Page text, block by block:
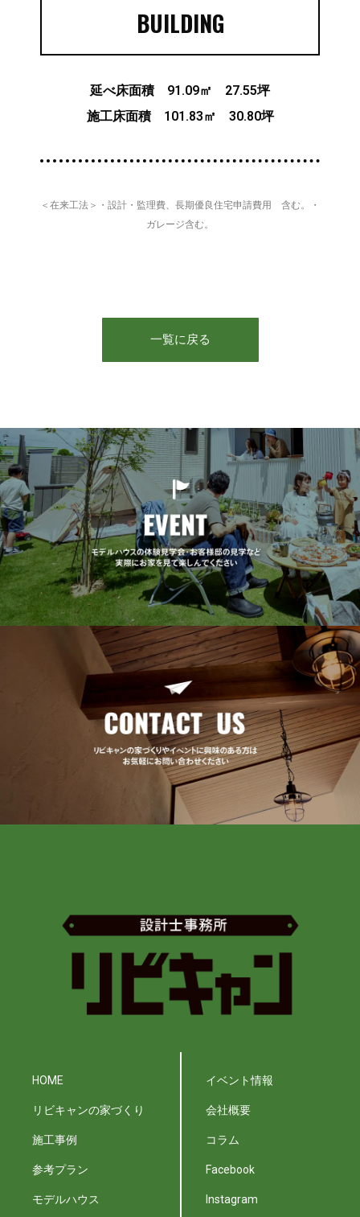
BUILDING
延べ床面積 91.09㎡ 27.55坪
施工床面積 101.83㎡ 30.80坪
＜在来工法＞・設計・監理費、長期優良住宅申請費用 含む。・
ガレージ含む。
一覧に戻る
HOME
リビキャンの家づくり
施工事例
参考プラン
モデルハウス
イベント情報
会社概要
コラム
Facebook
Instagram